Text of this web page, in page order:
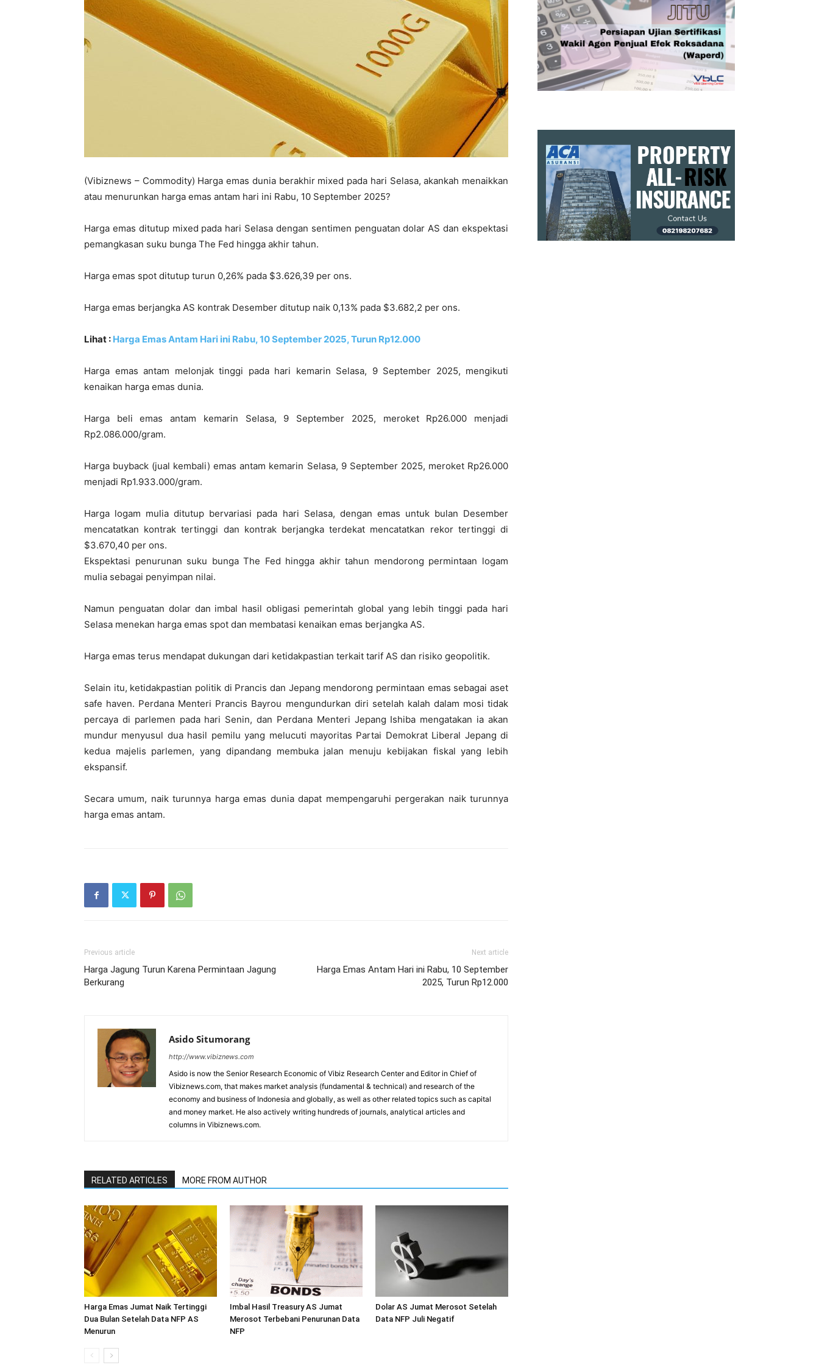
(Vibiznews – Commodity) Harga emas dunia berakhir mixed pada hari Selasa, akankah menaikkan
atau menurunkan harga emas antam hari ini Rabu, 10 September 2025?
Harga emas ditutup mixed pada hari Selasa dengan sentimen penguatan dolar AS dan ekspektasi
pemangkasan suku bunga The Fed hingga akhir tahun.
Harga emas spot ditutup turun 0,26% pada $3.626,39 per ons.
Harga emas berjangka AS kontrak Desember ditutup naik 0,13% pada $3.682,2 per ons.
Lihat : Harga Emas Antam Hari ini Rabu, 10 September 2025, Turun Rp12.000
Harga emas antam melonjak tinggi pada hari kemarin Selasa, 9 September 2025, mengikuti
kenaikan harga emas dunia.
Harga beli emas antam kemarin Selasa, 9 September 2025, meroket Rp26.000 menjadi
Rp2.086.000/gram.
Harga buyback (jual kembali) emas antam kemarin Selasa, 9 September 2025, meroket Rp26.000
menjadi Rp1.933.000/gram.
Harga logam mulia ditutup bervariasi pada hari Selasa, dengan emas untuk bulan Desember
mencatatkan kontrak tertinggi dan kontrak berjangka terdekat mencatatkan rekor tertinggi di
$3.670,40 per ons.
Ekspektasi penurunan suku bunga The Fed hingga akhir tahun mendorong permintaan logam
mulia sebagai penyimpan nilai.
Namun penguatan dolar dan imbal hasil obligasi pemerintah global yang lebih tinggi pada hari
Selasa menekan harga emas spot dan membatasi kenaikan emas berjangka AS.
Harga emas terus mendapat dukungan dari ketidakpastian terkait tarif AS dan risiko geopolitik.
Selain itu, ketidakpastian politik di Prancis dan Jepang mendorong permintaan emas sebagai aset
safe haven. Perdana Menteri Prancis Bayrou mengundurkan diri setelah kalah dalam mosi tidak
percaya di parlemen pada hari Senin, dan Perdana Menteri Jepang Ishiba mengatakan ia akan
mundur menyusul dua hasil pemilu yang melucuti mayoritas Partai Demokrat Liberal Jepang di
kedua majelis parlemen, yang dipandang membuka jalan menuju kebijakan fiskal yang lebih
ekspansif.
Secara umum, naik turunnya harga emas dunia dapat mempengaruhi pergerakan naik turunnya
harga emas antam.
Previous article
Harga Jagung Turun Karena Permintaan Jagung
Berkurang
Next article
Harga Emas Antam Hari ini Rabu, 10 September
2025, Turun Rp12.000
Asido Situmorang
http://www.vibiznews.com
Asido is now the Senior Research Economic of Vibiz Research Center and Editor in Chief of
Vibiznews.com, that makes market analysis (fundamental & technical) and research of the
economy and business of Indonesia and globally, as well as other related topics such as capital
and money market. He also actively writing hundreds of journals, analytical articles and
columns in Vibiznews.com.
RELATED ARTICLES MORE FROM AUTHOR
Harga Emas Jumat Naik Tertinggi
Dua Bulan Setelah Data NFP AS
Menurun
Imbal Hasil Treasury AS Jumat
Merosot Terbebani Penurunan Data
NFP
Dolar AS Jumat Merosot Setelah
Data NFP Juli Negatif